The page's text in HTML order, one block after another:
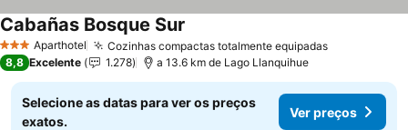
3 EstrelasAparthotel Cozinhas compactas totalmente equipadas
Cabañas Bosque Sur
8,8 Excelente 1.278 a 13.6 km de Lago Llanquihue
Selecione as datas para ver os preços
exatos.
Ver preços